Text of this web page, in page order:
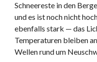
Schneereste in den
und es ist noch nicht
ebenfalls stark — das
Temperaturen bleiben
Wellen rund um